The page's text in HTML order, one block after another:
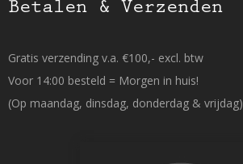
Betalen & Verzenden
Gratis verzending v.a. €100,- excl. btw
Voor 14:00 besteld = Morgen in huis!
(Op maandag, dinsdag, donderdag & vrijdag)